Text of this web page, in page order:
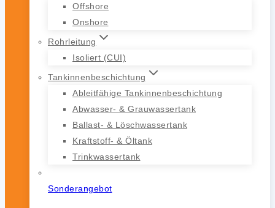
Offshore
Onshore
Rohrleitung
Isoliert (CUI)
Tankinnenbeschichtung
Ableitfähige Tankinnenbeschichtung
Abwasser- & Grauwassertank
Ballast- & Löschwassertank
Kraftstoff- & Öltank
Trinkwassertank
Sonderangebot